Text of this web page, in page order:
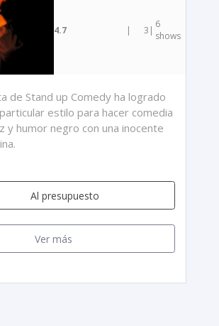
4.7 | 3 | 6
shows
de Stand up Comedy ha logrado
estilo para hacer comedia
y humor negro con una inocente
Al presupuesto
Ver más